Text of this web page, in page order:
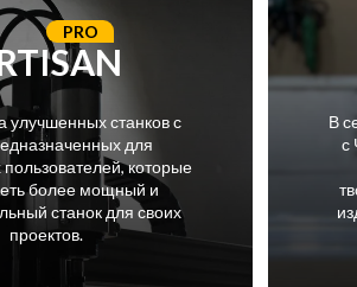
PRO
улучшенных станков с
для
которые
более мощный и
станок для своих
проектов.
В
с